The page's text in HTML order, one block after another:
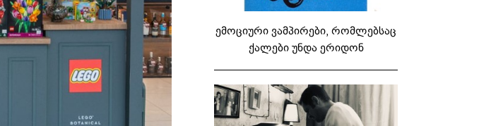
ემოციური ვამპირები, რომლებსაც
ქალები უნდა ერიდონ